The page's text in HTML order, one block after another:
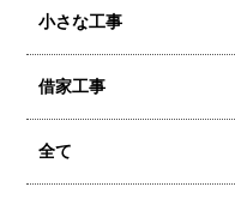
小さな工事
借家工事
全て